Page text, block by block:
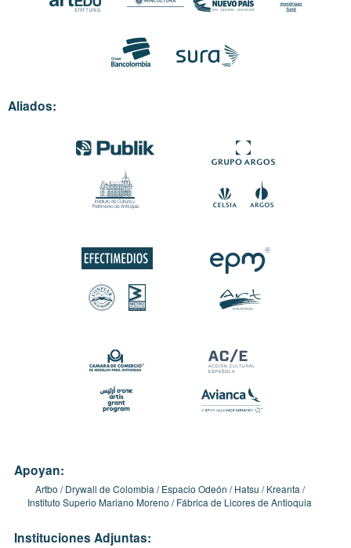
Aliados:
Apoyan:
Artbo Drywall de Colombia Espacio Odeón Hatsu
Kreanta
Instituto Superio Mariano Moreno
Fábrica de Licores de Antioquia
Instituciones Adjuntas: